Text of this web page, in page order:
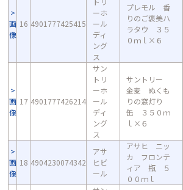
画
像
16 4901777425415
ーホ
ール
ディ
ング
ス
プレモル 香
りのご褒美ハ
ラタウ ３５
０ｍｌ×６
画
像
17 4901777426214
サン
トリ
ーホ
ール
ディ
ング
ス
サントリー
金麦 ぬくも
りの窓灯り
缶 ３５０ｍ
ｌ×６
画
像
18 4904230074342
アサ
ヒビ
ール
アサヒ ニッ
カ フロンテ
ィア 瓶 ５
００ｍｌ